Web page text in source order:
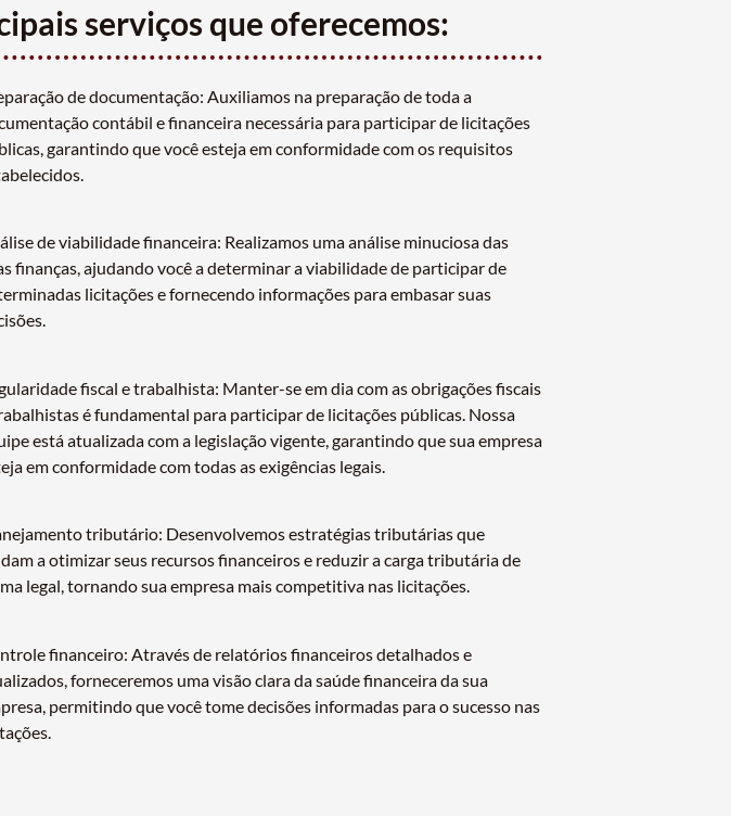
serviços que oferecemos:
de documentação: Auxiliamos na preparação de toda a
contábil e financeira necessária para participar de licitações
garantindo que você esteja em conformidade com os requisitos
de viabilidade financeira: Realizamos uma análise minuciosa das
finanças, ajudando você a determinar a viabilidade de participar de
licitações e fornecendo informações para embasar suas
fiscal e trabalhista: Manter-se em dia com as obrigações fiscais
é fundamental para participar de licitações públicas. Nossa
está atualizada com a legislação vigente, garantindo que sua empresa
em conformidade com todas as exigências legais.
tributário: Desenvolvemos estratégias tributárias que
a otimizar seus recursos financeiros e reduzir a carga tributária de
legal, tornando sua empresa mais competitiva nas licitações.
financeiro: Através de relatórios financeiros detalhados e
forneceremos uma visão clara da saúde financeira da sua
permitindo que você tome decisões informadas para o sucesso nas